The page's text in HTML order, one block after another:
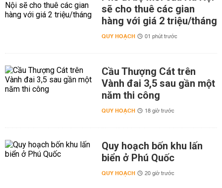
sẽ cho thuê các gian
hàng với giá 2 triệu/tháng
QUY HOẠCH 01 phút trước
Cầu Thượng Cát trên
Vành đai 3,5 sau gần một
năm thi công
QUY HOẠCH 18 giờ trước
Quy hoạch bốn khu lấn
biển ở Phú Quốc
QUY HOẠCH 20 giờ trước